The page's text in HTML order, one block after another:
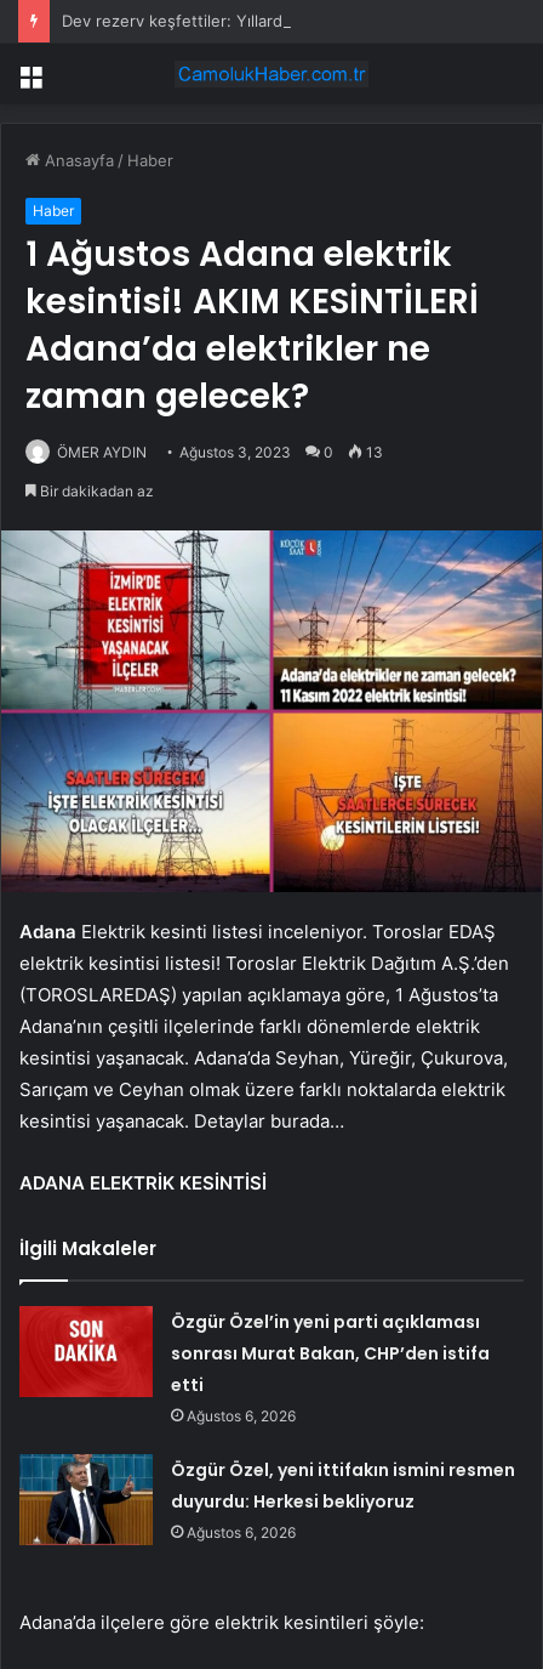
Menü
Anasayfa / Haber
Haber
1 Ağustos Adana elektrik
kesintisi! AKIM KESİNTİLERİ
Adana’da elektrikler ne
zaman gelecek?
ÖMER AYDIN Ağustos 3, 2023 0 13
Bir dakikadan az
Adana Elektrik kesinti listesi inceleniyor. Toroslar EDAŞ
elektrik kesintisi listesi! Toroslar Elektrik Dağıtım A.Ş.’den
(TOROSLAREDAŞ) yapılan açıklamaya göre, 1 Ağustos’ta
Adana’nın çeşitli ilçelerinde farklı dönemlerde elektrik
kesintisi yaşanacak. Adana’da Seyhan, Yüreğir, Çukurova,
Sarıçam ve Ceyhan olmak üzere farklı noktalarda elektrik
kesintisi yaşanacak. Detaylar burada…
ADANA ELEKTRİK KESİNTİSİ
İlgili Makaleler
Özgür Özel’in yeni parti açıklaması
sonrası Murat Bakan, CHP’den istifa
etti
Ağustos 6, 2026
Özgür Özel, yeni ittifakın ismini resmen
duyurdu: Herkesi bekliyoruz
Ağustos 6, 2026
Adana’da ilçelere göre elektrik kesintileri şöyle: